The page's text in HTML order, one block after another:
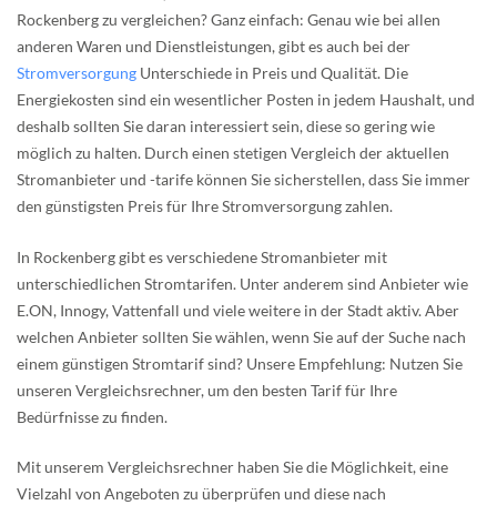
Rockenberg zu vergleichen? Ganz einfach: Genau wie bei allen
anderen Waren und Dienstleistungen, gibt es auch bei der
Stromversorgung Unterschiede in Preis und Qualität. Die
Energiekosten sind ein wesentlicher Posten in jedem Haushalt, und
deshalb sollten Sie daran interessiert sein, diese so gering wie
möglich zu halten. Durch einen stetigen Vergleich der aktuellen
Stromanbieter und -tarife können Sie sicherstellen, dass Sie immer
den günstigsten Preis für Ihre Stromversorgung zahlen.
In Rockenberg gibt es verschiedene Stromanbieter mit
unterschiedlichen Stromtarifen. Unter anderem sind Anbieter wie
E.ON, Innogy, Vattenfall und viele weitere in der Stadt aktiv. Aber
welchen Anbieter sollten Sie wählen, wenn Sie auf der Suche nach
einem günstigen Stromtarif sind? Unsere Empfehlung: Nutzen Sie
unseren Vergleichsrechner, um den besten Tarif für Ihre
Bedürfnisse zu finden.
Mit unserem Vergleichsrechner haben Sie die Möglichkeit, eine
Vielzahl von Angeboten zu überprüfen und diese nach